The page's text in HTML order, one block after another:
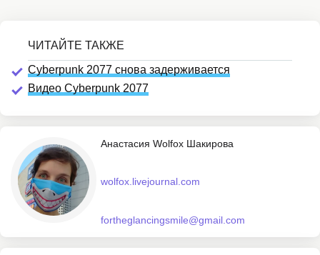
Cyberpunk 2077 снова задерживается
Видео Cyberpunk 2077
Анастасия Wolfox Шакирова
wolfox.livejournal.com
fortheglancingsmile@gmail.com